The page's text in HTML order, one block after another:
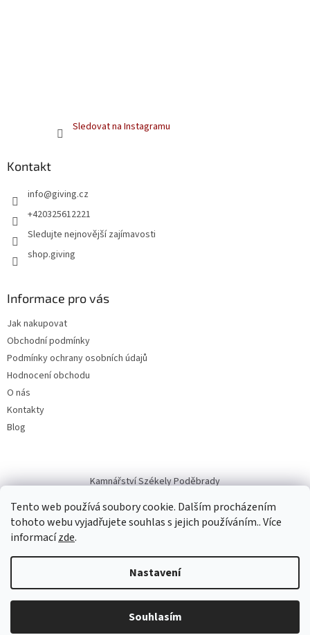
Tento web používá soubory cookie. Dalším procházením
tohoto webu vyjadřujete souhlas s jejich používáním.. Více
informacízde.
Nastavení
Souhlasím
Sledovat na Instagramu
Kontakt
info@giving.cz
+420325612221
Sledujte nejnovější zajímavosti
shop.giving
Informace pro vás
Jak nakupovat
Obchodní podmínky
Podmínky ochrany osobních údajů
Hodnocení obchodu
O nás
Kontakty
Blog
Kamnářství Székely Poděbrady
Copyright 2026GIVING. Všechna práva vyhrazena.Upravit nastavení
cookies